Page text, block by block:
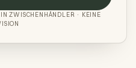
ZWISCHENHÄNDLER · KEINE